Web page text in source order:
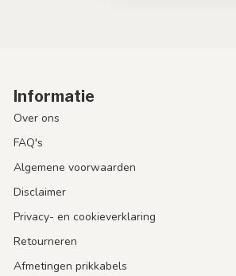
Informatie
Over ons
FAQ's
Algemene voorwaarden
Disclaimer
Privacy- en cookieverklaring
Retourneren
Afmetingen prikkabels